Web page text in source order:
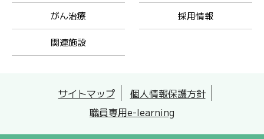
がん治療 採用情報
関連施設
サイトマップ
個人情報保護方針
職員専用e-learning